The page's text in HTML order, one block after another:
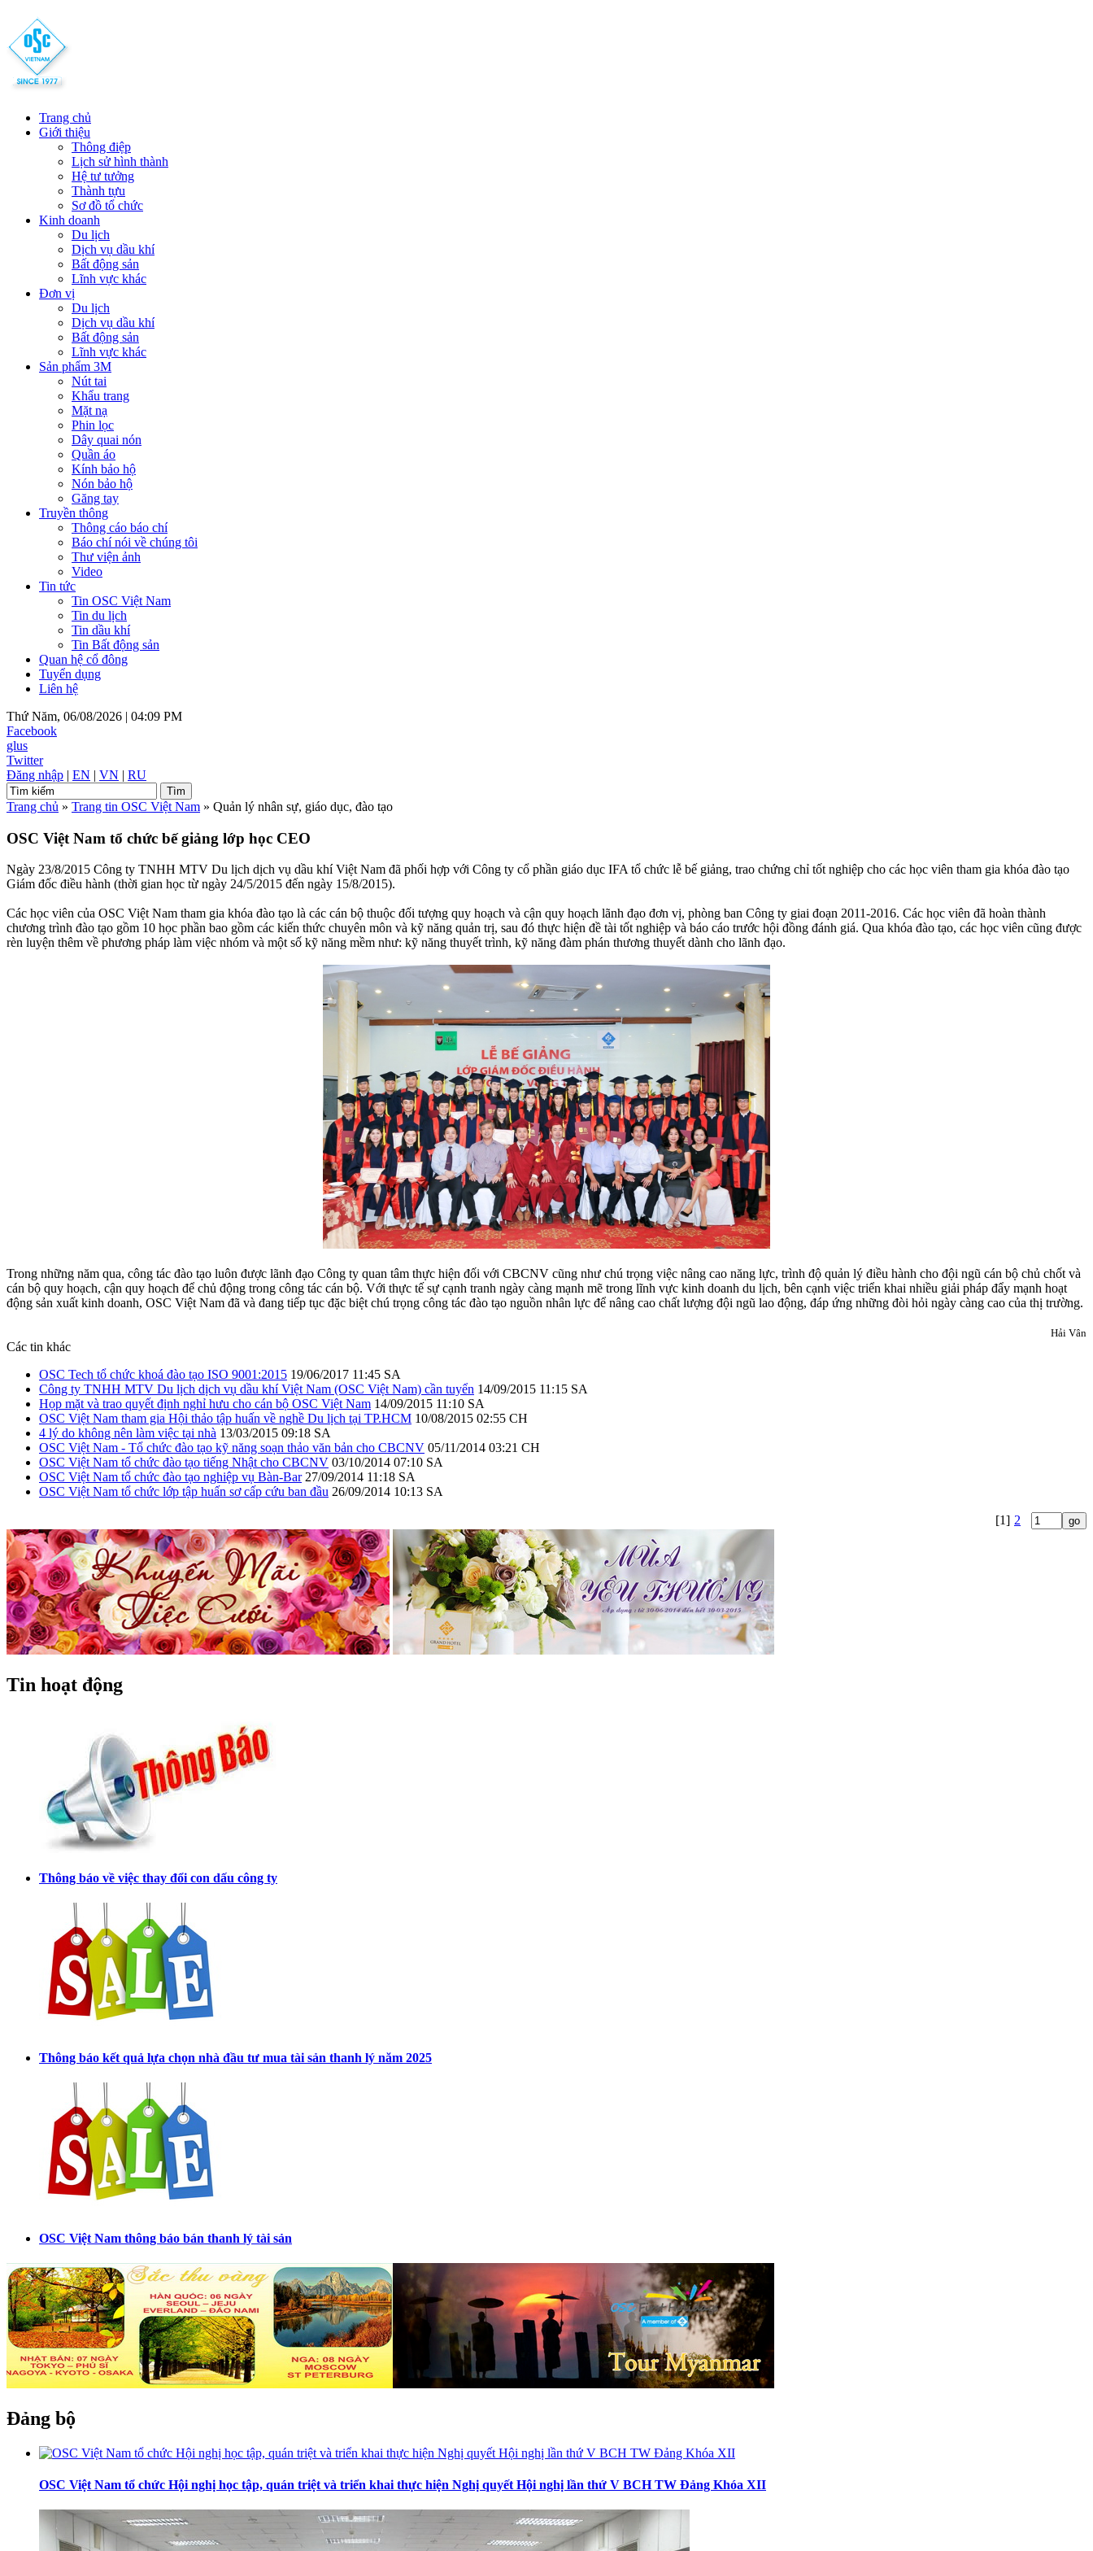
Trang chủ
Giới thiệu
Thông điệp
Lịch sử hình thành
Hệ tư tưởng
Thành tựu
Sơ đồ tổ chức
Kinh doanh
Du lịch
Dịch vụ dầu khí
Bất động sản
Lĩnh vực khác
Đơn vị
Du lịch
Dịch vụ dầu khí
Bất động sản
Lĩnh vực khác
Sản phẩm 3M
Nút tai
Khẩu trang
Mặt nạ
Phin lọc
Dây quai nón
Quần áo
Kính bảo hộ
Nón bảo hộ
Găng tay
Truyền thông
Thông cáo báo chí
Báo chí nói về chúng tôi
Thư viện ảnh
Video
Tin tức
Tin OSC Việt Nam
Tin du lịch
Tin dầu khí
Tin Bất động sản
Quan hệ cổ đông
Tuyển dụng
Liên hệ
Thứ Năm, 06/08/2026 | 04:09 PM
Facebook
glus
Twitter
Đăng nhập | EN | VN | RU
Trang chủ » Trang tin OSC Việt Nam » Quản lý nhân sự, giáo dục, đào tạo
OSC Việt Nam tổ chức bế giảng lớp học CEO
Ngày 23/8/2015 Công ty TNHH MTV Du lịch dịch vụ dầu khí Việt Nam đã phối hợp với Công ty cổ phần giáo dục IFA tổ chức lễ bế giảng, trao chứng chỉ tốt nghiệp cho các học viên tham gia khóa đào tạo
Giám đốc điều hành (thời gian học từ ngày 24/5/2015 đến ngày 15/8/2015).
Các học viên của OSC Việt Nam tham gia khóa đào tạo là các cán bộ thuộc đối tượng quy hoạch và cận quy hoạch lãnh đạo đơn vị, phòng ban Công ty giai đoạn 2011-2016. Các học viên đã hoàn thành
chương trình đào tạo gồm 10 học phần bao gồm các kiến thức chuyên môn và kỹ năng quản trị, sau đó thực hiện đề tài tốt nghiệp và báo cáo trước hội đồng đánh giá. Qua khóa đào tạo, các học viên cũng được
rèn luyện thêm về phương pháp làm việc nhóm và một số kỹ năng mềm như: kỹ năng thuyết trình, kỹ năng đàm phán thương thuyết dành cho lãnh đạo.
Trong những năm qua, công tác đào tạo luôn được lãnh đạo Công ty quan tâm thực hiện đối với CBCNV cũng như chú trọng việc nâng cao năng lực, trình độ quản lý điều hành cho đội ngũ cán bộ chủ chốt và
cán bộ quy hoạch, cận quy hoạch để chủ động trong công tác cán bộ. Với thực tế sự cạnh tranh ngày càng mạnh mẽ trong lĩnh vực kinh doanh du lịch, bên cạnh việc triển khai nhiều giải pháp đẩy mạnh hoạt
động sản xuất kinh doanh, OSC Việt Nam đã và đang tiếp tục đặc biệt chú trọng công tác đào tạo nguồn nhân lực để nâng cao chất lượng đội ngũ lao động, đáp ứng những đòi hỏi ngày càng cao của thị trường.
Hải Vân
Các tin khác
OSC Tech tổ chức khoá đào tạo ISO 9001:2015 19/06/2017 11:45 SA
Công ty TNHH MTV Du lịch dịch vụ dầu khí Việt Nam (OSC Việt Nam) cần tuyển 14/09/2015 11:15 SA
Họp mặt và trao quyết định nghỉ hưu cho cán bộ OSC Việt Nam 14/09/2015 11:10 SA
OSC Việt Nam tham gia Hội thảo tập huấn về nghề Du lịch tại TP.HCM 10/08/2015 02:55 CH
4 lý do không nên làm việc tại nhà 13/03/2015 09:18 SA
OSC Việt Nam - Tổ chức đào tạo kỹ năng soạn thảo văn bản cho CBCNV 05/11/2014 03:21 CH
OSC Việt Nam tổ chức đào tạo tiếng Nhật cho CBCNV 03/10/2014 07:10 SA
OSC Việt Nam tổ chức đào tạo nghiệp vụ Bàn-Bar 27/09/2014 11:18 SA
OSC Việt Nam tổ chức lớp tập huấn sơ cấp cứu ban đầu 26/09/2014 10:13 SA
[1] 2
Tin hoạt động
Thông báo về việc thay đổi con dấu công ty
Thông báo kết quả lựa chọn nhà đầu tư mua tài sản thanh lý năm 2025
OSC Việt Nam thông báo bán thanh lý tài sản
Đảng bộ
OSC Việt Nam tổ chức Hội nghị học tập, quán triệt và triển khai thực hiện Nghị quyết Hội nghị lần thứ V BCH TW Đảng Khóa XII